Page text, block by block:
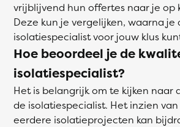
vrijblijvend hun offertes naar je op
Deze kun je vergelijken, waarna je
isolatiespecialist voor jouw klus
Hoe beoordeel je de
isolatiespecialist?
Het is belangrijk om te kijken naar
de isolatiespecialist. Het inzien
eerdere isolatieprojecten kan